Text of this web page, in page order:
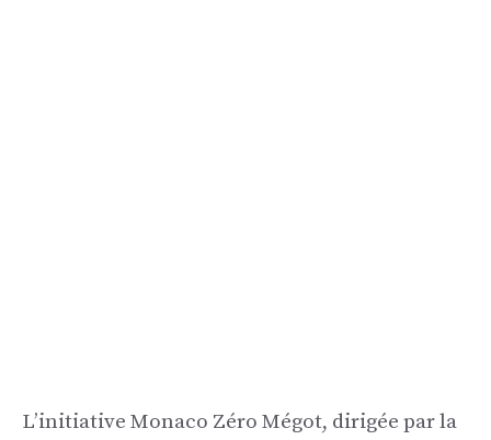
L’initiative Monaco Zéro Mégot, dirigée par la